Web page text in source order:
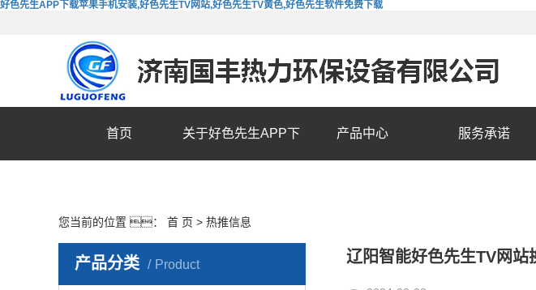
好色先生APP下载苹果手机安装,好色先生TV网站,好色先生TV黄色,好色先生软件免费下载
首页 关于好色先生APP下 产品中心 服务承诺
您当前的位置 ： 首 页 > 热推信息
产品分类 Product 辽阳智能好色先生TV网站